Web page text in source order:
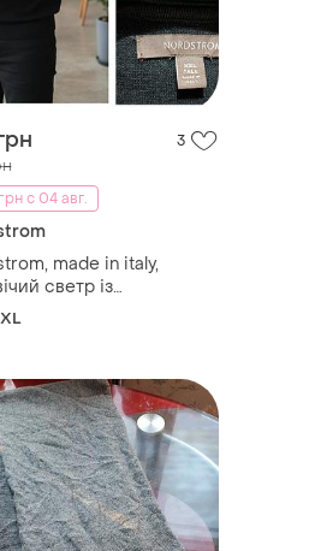
3
с 04 авг.
made in italy,
светр із
вовни великого